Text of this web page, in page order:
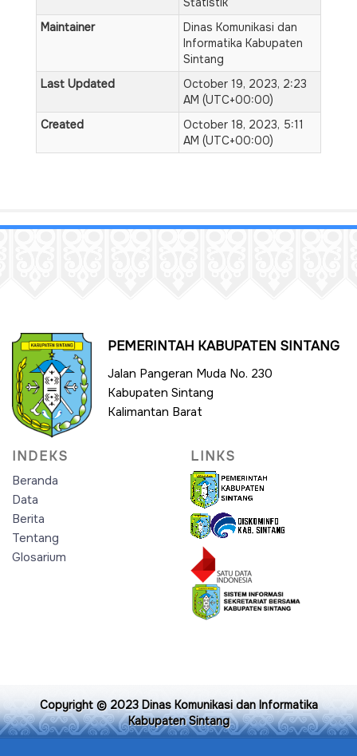
Maintainer
Dinas Komunikasi dan
Informatika Kabupaten
Sintang
Last Updated
October 19, 2023, 2:23
AM (UTC+00:00)
Created
October 18, 2023, 5:11
AM (UTC+00:00)
PEMERINTAH KABUPATEN SINTANG
Jalan Pangeran Muda No. 230
Kabupaten Sintang
Kalimantan Barat
INDEKS
Beranda
Data
Berita
Tentang
Glosarium
LINKS
Copyright © 2023 Dinas Komunikasi dan Informatika
Kabupaten Sintang